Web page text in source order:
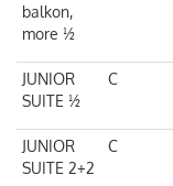
balkon,
more ½
JUNIOR
SUITE ½
C
JUNIOR
SUITE 2+2
C